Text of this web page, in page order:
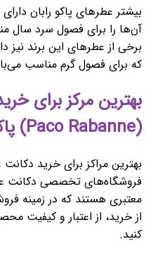
بیشتر عطرهای پاکو رابان
آن‌ها را برای فصول سرد سال
برخی از عطرهای این برند
که برای فصول گرم مناسب
بهترین مرکز برای
(Paco Rabanne) پاکو رابان کجاست؟
بهترین مراکز برای خرید دکانت
فروشگاه‌های تخصصی دکانت
معتبری هستند که در زمینه
از خرید، از اعتبار و کیفیت
کنید.